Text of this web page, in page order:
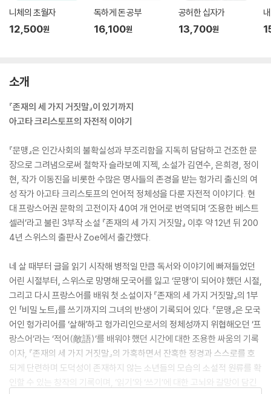
니체의 초월자
12,500원
독하게 돈 공부
16,100원
공허한 십자가
13,700원
소개
『존재의 세 가지 거짓말』이 있기까지
아고타 크리스토프의 자전적 이야기
『문맹』은 인간사회의 불확실성과 부조리함을 지독히 담담하고 건조한 문
장으로 그려냄으로써 철학자 슬라보예 지젝, 소설가 김연수, 은희경, 정이
현, 작가 이동진을 비롯한 수많은 명사들의 존경을 받는 헝가리 출신의 여
성 작가 아고타 크리스토프의 언어적 정체성을 다룬 자전적 이야기다. 현
대 프랑스어권 문학의 고전이자 40여 개 언어로 번역되며 ‘조용한 베스트
셀러’라고 불린 3부작 소설 『존재의 세 가지 거짓말』 이후 약 12년 뒤 200
4년 스위스의 출판사 Zoe에서 출간했다.
네 살 때부터 글을 읽기 시작해 병적일 만큼 독서와 이야기에 빠져들었던
어린 시절부터, 스위스로 망명해 모국어를 잃고 ‘문맹’이 되어야 했던 시절,
그리고 다시 프랑스어를 배워 첫 소설이자 『존재의 세 가지 거짓말』의 1부
인 「비밀 노트」를 쓰기까지의 그녀의 반생이 기록되어 있다. 『문맹』은 모국
어인 헝가리어를 ‘살해’하고 헝가리인으로서의 정체성까지 위협해오던 ‘프
랑스어’라는 ‘적어(敵語)’를 배워야 했던 시간에 대한 조용한 싸움의 기록
이자, 『존재의 세 가지 거짓말』의 가혹하면서 잔혹한 정경과 스스로를 호
되게 단련하며 도덕성이 존재하지 않는 소년들의 모습의 소설적 원류를 확
인할 수 있는 창작의 기록이며, ‘읽기’와 ‘쓰기’에 대한 고뇌와 갈망이 담긴